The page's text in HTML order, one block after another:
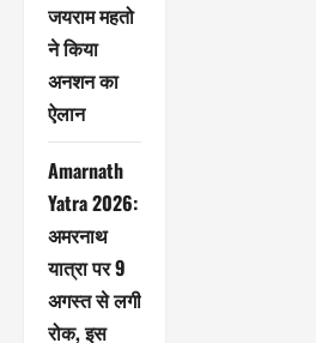
जयराम महतो
ने किया
अनशन का
ऐलान
Amarnath
Yatra 2026:
अमरनाथ
यात्रा पर 9
अगस्त से लगी
रोक, इस